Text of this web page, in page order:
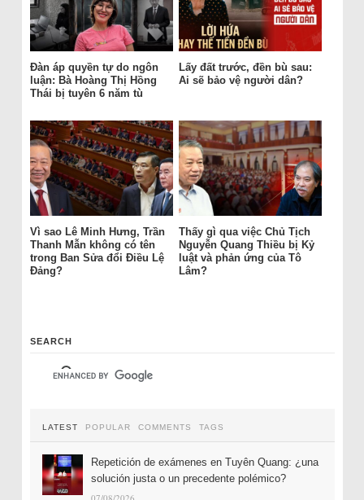
Đàn áp quyền tự do ngôn
luận: Bà Hoàng Thị Hồng
Thái bị tuyên 6 năm tù
Lấy đất trước, đền bù sau:
Ai sẽ bảo vệ người dân?
Vì sao Lê Minh Hưng, Trần
Thanh Mẫn không có tên
trong Ban Sửa đổi Điều Lệ
Đảng?
Thấy gì qua việc Chủ Tịch
Nguyễn Quang Thiều bị Kỷ
luật và phản ứng của Tô
Lâm?
SEARCH
LATEST POPULAR COMMENTS TAGS
Repetición de exámenes en Tuyên Quang: ¿una
solución justa o un precedente polémico?